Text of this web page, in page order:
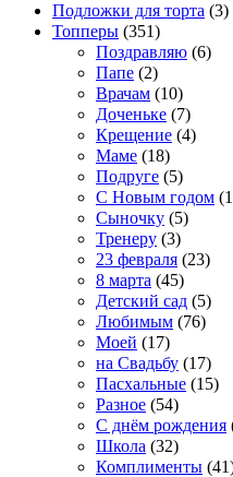
Подложки для торта (3)
Топперы (351)
Поздравляю (6)
Папе (2)
Врачам (10)
Доченьке (7)
Крещение (4)
Маме (18)
Подруге (5)
С Новым годом
Сыночку (5)
Тренеру (3)
23 февраля (23)
8 марта (45)
Детский сад (5)
Любимым (76)
Моей (17)
на Свадьбу (17)
Пасхальные (15)
Разное (54)
С днём рождения
Школа (32)
Комплименты